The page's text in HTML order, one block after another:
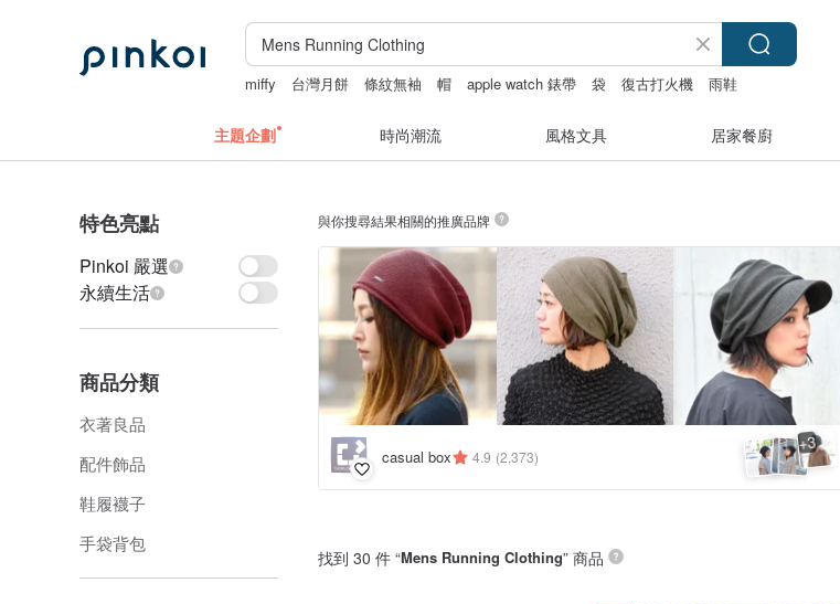
miffy 台灣月餅 條紋無袖 帽 apple watch 錶帶 袋 復古打火機 雨鞋
主題企劃 時尚潮流 風格文具 居家餐廚
特色亮點
Pinkoi 嚴選
永續生活
商品分類
衣著良品
配件飾品
鞋履襪子
手袋背包
與你搜尋結果相關的推廣品牌
casual box 4.9 (2,373) +3
找到 30 件 “Mens Running Clothing” 商品